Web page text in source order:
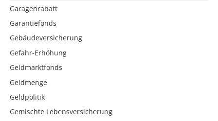
Garagenrabatt
Garantiefonds
Gebäudeversicherung
Gefahr-Erhöhung
Geldmarktfonds
Geldmenge
Geldpolitik
Gemischte Lebensversicherung